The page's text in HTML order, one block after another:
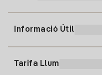
Informació Útil
Tarifa Llum